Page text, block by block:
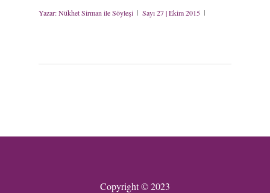
Yazar:Nükhet Sirman ile Söyleşi Sayı 27 | Ekim 2015
Copyright © 2023